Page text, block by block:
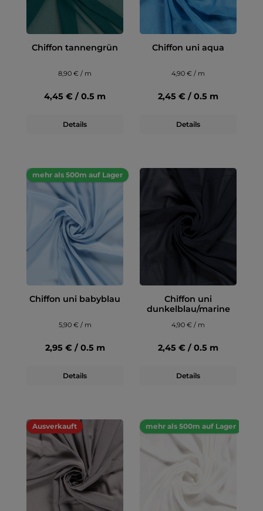
Chiffon tannengrün
8,90 € / m
4,45 € / 0.5 m
Details
Chiffon uni aqua
4,90 € / m
2,45 € / 0.5 m
Details
mehr als 500m auf Lager
Chiffon uni babyblau
5,90 € / m
2,95 € / 0.5 m
Details
Chiffon uni
dunkelblau/marine
4,90 € / m
2,45 € / 0.5 m
Details
Ausverkauft mehr als 500m auf Lager